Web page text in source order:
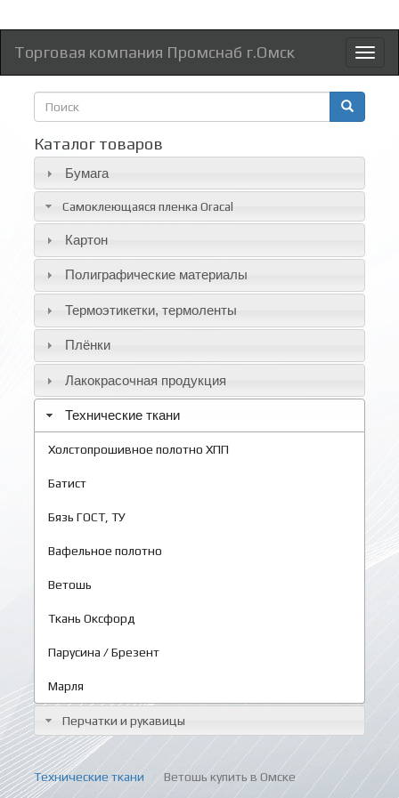
Торговая компания Промснаб г.Омск
Форма
поиска
Каталог товаров
Бумага
Самоклеющаяся пленка Oracal
Картон
Полиграфические материалы
Термоэтикетки, термоленты
Плёнки
Лакокрасочная продукция
Технические ткани
Холстопрошивное полотно ХПП
Батист
Бязь ГОСТ, ТУ
Вафельное полотно
Ветошь
Ткань Оксфорд
Парусина / Брезент
Марля
Перчатки и рукавицы
Технические ткани Ветошь купить в Омске